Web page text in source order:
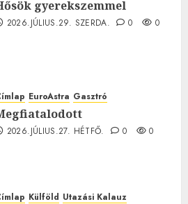
gyerekszemmel
2026.JÚLIUS.29. SZERDA. 0 0
EuroAstra Gasztró
2026.JÚLIUS.27. HÉTFŐ. 0 0
Külföld Utazási Kalauz